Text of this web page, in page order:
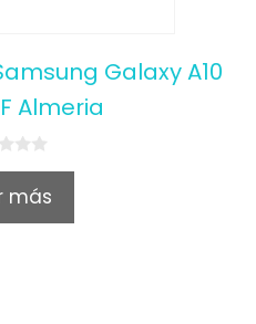
Galaxy A10
Almeria
más